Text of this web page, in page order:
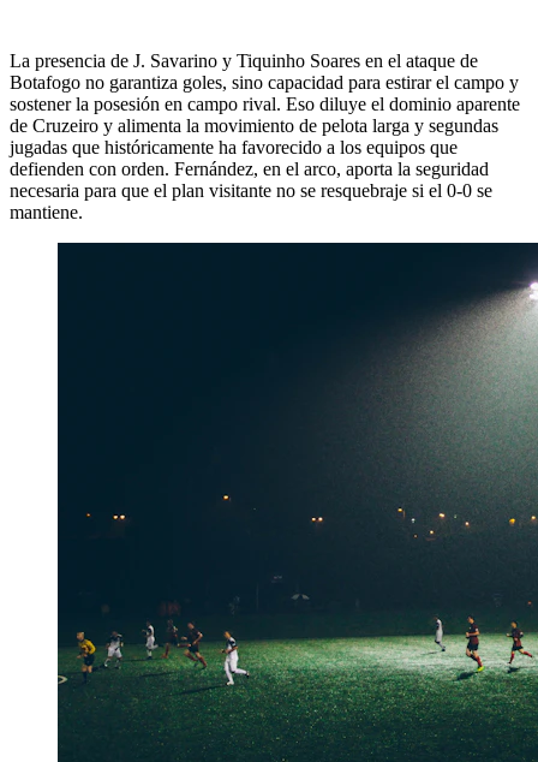
La presencia de J. Savarino y Tiquinho Soares en el ataque de
Botafogo no garantiza goles, sino capacidad para estirar el campo y
sostener la posesión en campo rival. Eso diluye el dominio aparente
de Cruzeiro y alimenta la movimiento de pelota larga y segundas
jugadas que históricamente ha favorecido a los equipos que
defienden con orden. Fernández, en el arco, aporta la seguridad
necesaria para que el plan visitante no se resquebraje si el 0-0 se
mantiene.